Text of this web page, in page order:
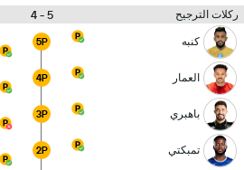
ركلات الترجيح 5 - 4
كنبه 5P
العمار 4P
باهبري 3P
تمبكتي 2P